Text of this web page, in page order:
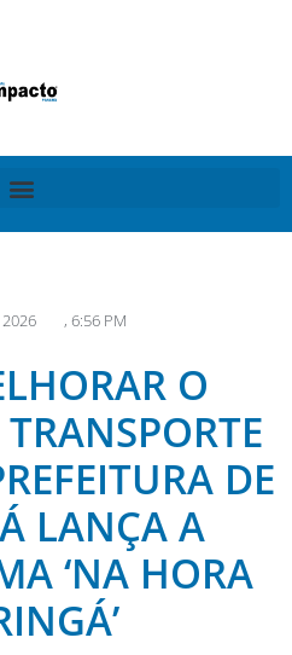
2026 , 6:56 PM
O
DE
LANÇA A
‘NA HORA